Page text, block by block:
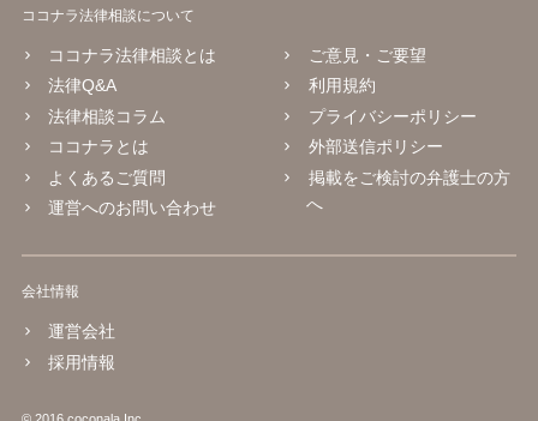
ココナラ法律相談について
ココナラ法律相談とは
法律Q&A
法律相談コラム
ココナラとは
よくあるご質問
運営へのお問い合わせ
ご意見・ご要望
利用規約
プライバシーポリシー
外部送信ポリシー
掲載をご検討の弁護士の方
へ
会社情報
運営会社
採用情報